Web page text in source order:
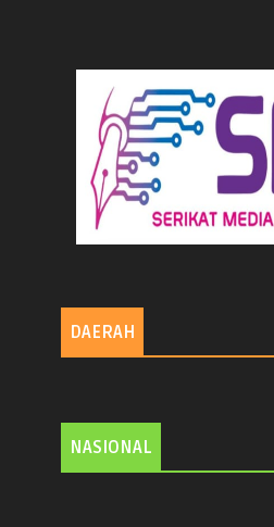
DAERAH
NASIONAL